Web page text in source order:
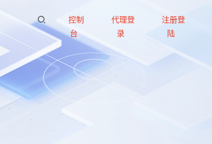
控制
台
代理登
录
注册登
陆